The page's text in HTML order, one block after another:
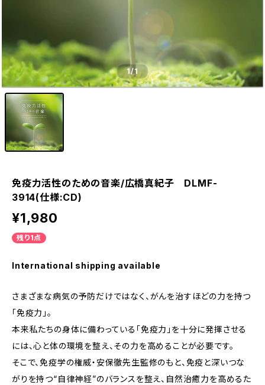
1/1
免疫力活性のための音楽/広橋真紀子 DLMF-
3914(仕様:CD)
¥1,980
残り1点
International shipping available
さまざまな病気の予防だけではなく、がんを治すほどの力を持つ
「免疫力」。
本来私たちの身体に備わっている「免疫力」を十分に発揮させる
には、心と体の環境を整え、その力を高めることが必要です。
そこで、免疫学の権威・安保徹先生監修のもと、免疫と深いつな
がりを持つ“自律神経”のバランスを整え、自然治癒力を高めるた